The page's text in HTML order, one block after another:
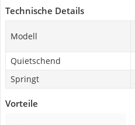
Technische Details
Modell
Quietschend
Springt
Vorteile